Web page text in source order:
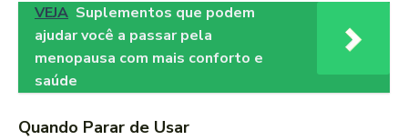
VEJA Suplementos que podem
ajudar você a passar pela
menopausa com mais conforto e
saúde
Quando Parar de Usar